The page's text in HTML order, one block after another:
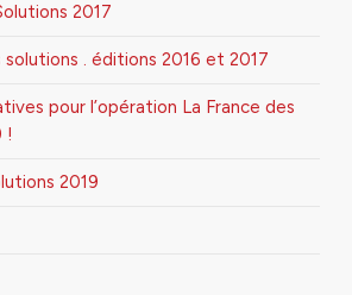
2017
solutions . éditions 2016 et 2017
pour l’opération La France des
!
2019